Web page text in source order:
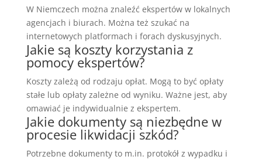
W Niemczech można znaleźć ekspertów w lokalnych
agencjach i biurach. Można też szukać na
internetowych platformach i forach dyskusyjnych.
Jakie są koszty korzystania z
pomocy ekspertów?
Koszty zależą od rodzaju opłat. Mogą to być opłaty
stałe lub opłaty zależne od wyniku. Ważne jest, aby
omawiać je indywidualnie z ekspertem.
Jakie dokumenty są niezbędne w
procesie likwidacji szkód?
Potrzebne dokumenty to m.in. protokół z wypadku i